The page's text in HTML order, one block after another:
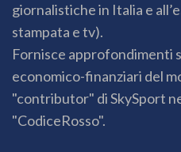
giornalistiche in Italia e
stampata e tv).
Fornisce approfondimenti
economico-finanziari del
"contributor" di SkySport
"CodiceRosso".